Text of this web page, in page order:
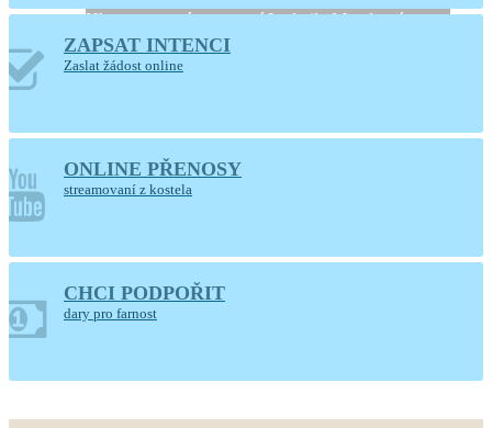
Hlaste se, prosíme, u paní Ludmily Moudrové
POUTNÍ DEN
ZAPSAT INTENCI
Zaslat žádost online
ONLINE PŘENOSY
streamovaní z kostela
CHCI PODPOŘIT
dary pro farnost